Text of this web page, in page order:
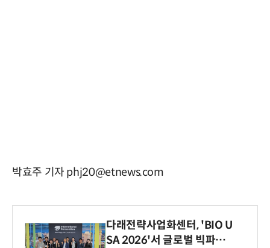
박효주 기자 phj20@etnews.com
다래전략사업화센터, 'BIO U
SA 2026'서 글로벌 빅파마